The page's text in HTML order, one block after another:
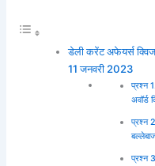
डेली करेंट अफेयर्स
11 जनवरी 2023
प्रश्न
अवॉर्ड
प्रश्न
प्रश्न